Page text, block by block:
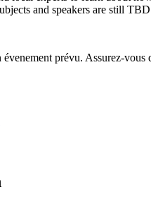
and speakers are still
prévu. Assurez-vous